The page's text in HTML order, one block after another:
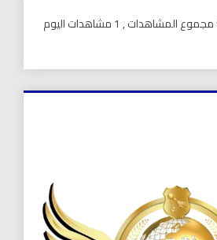
, 1 مشاهدات اليوم